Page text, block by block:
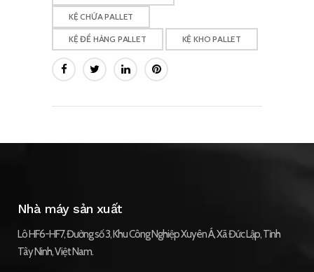
KỆ CHỨA PALLET
KỆ ĐỂ HÀNG PALLET KỆ KHO PALLET
Nhà máy sản xuất
Lô HF6-HF7, Đường số 3, Khu Công Nghiệp Xuyên Á, Xã Đức Lập, Tỉnh
Tây Ninh, Việt Nam.